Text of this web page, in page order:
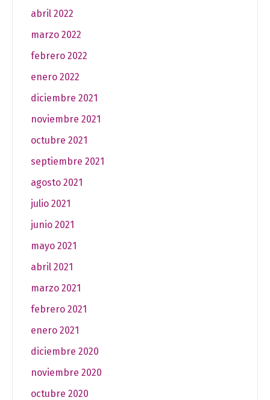
abril 2022
marzo 2022
febrero 2022
enero 2022
diciembre 2021
noviembre 2021
octubre 2021
septiembre 2021
agosto 2021
julio 2021
junio 2021
mayo 2021
abril 2021
marzo 2021
febrero 2021
enero 2021
diciembre 2020
noviembre 2020
octubre 2020